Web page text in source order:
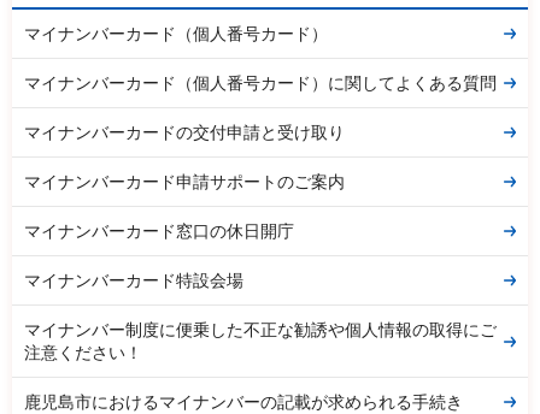
マイナンバーカード（個人番号カード）
マイナンバーカード（個人番号カード）に関してよくある質問
マイナンバーカードの交付申請と受け取り
マイナンバーカード申請サポートのご案内
マイナンバーカード窓口の休日開庁
マイナンバーカード特設会場
マイナンバー制度に便乗した不正な勧誘や個人情報の取得にご
注意ください！
鹿児島市におけるマイナンバーの記載が求められる手続き